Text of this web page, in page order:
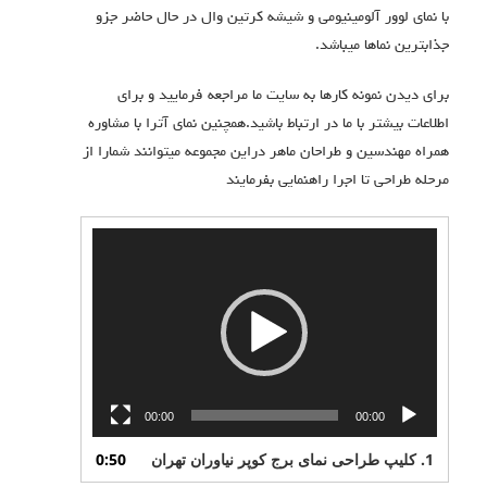
با نمای لوور آلومینیومی و شیشه کرتین وال در حال حاضر جزو
جذابترین نماها میباشد.
برای دیدن نمونه کارها به سایت ما مراجعه فرمایید و برای
اطلاعات بیشتر با ما در ارتباط باشید.همچنین نمای آترا با مشاوره
همراه مهندسین و طراحان ماهر دراین مجموعه میتوانند شمارا از
مرحله طراحی تا اجرا راهنمایی بفرمایند
00:00
00:00
1. کلیپ طراحی نمای برج کوپر نیاوران تهران 0:50